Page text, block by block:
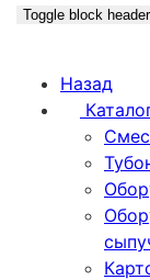
Toggle block
Назад